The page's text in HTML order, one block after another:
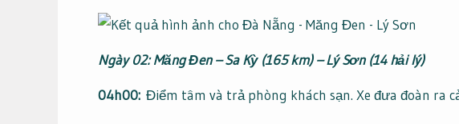
Ngày 02: Măng Đen – Sa Kỳ (165 km) – Lý Sơn (14 hải lý)
04h00: Điểm tâm và trả phòng khách sạn. Xe đưa đoàn ra